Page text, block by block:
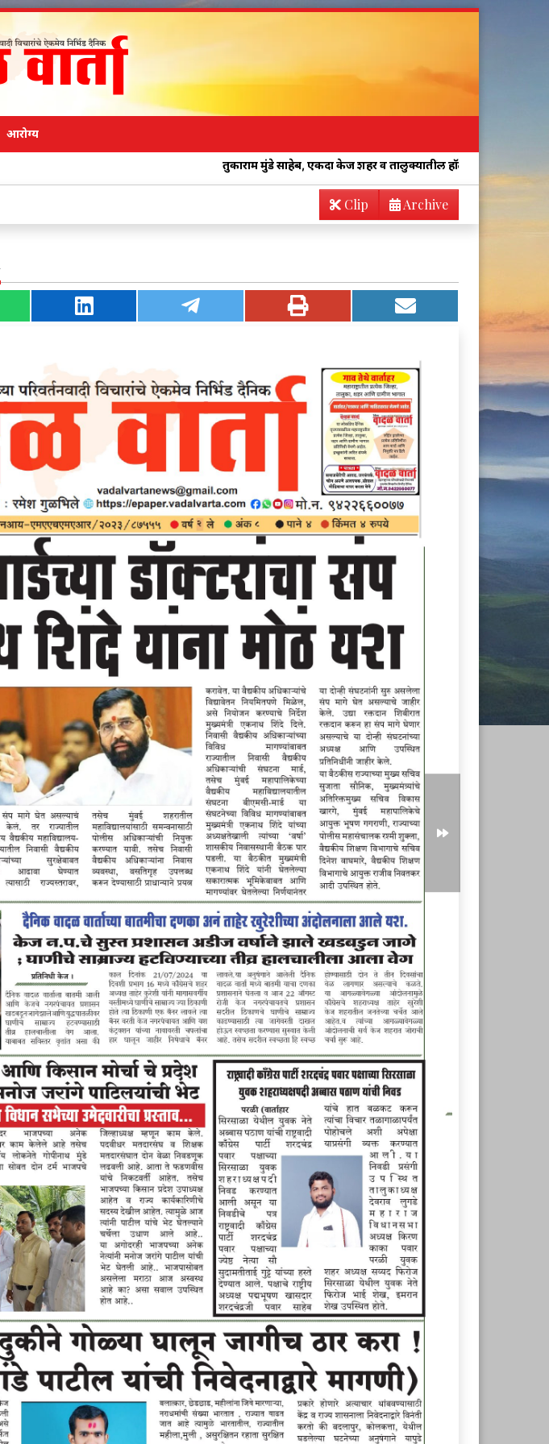
आरोग्य
तुकाराम मुंडे साहेब, एकदा केज शहर व तालुक्यातील हॉटेलच्या किचनची अचानक तपासणी
Archive
Clip